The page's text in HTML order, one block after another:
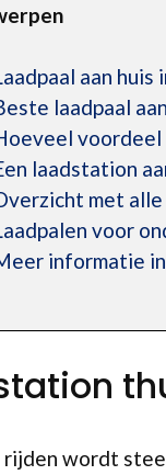
aan huis
laadpaal
voordeel
laadstation
met
voor
informatie
wordt